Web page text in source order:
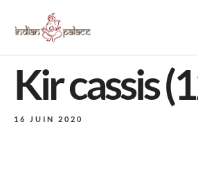
Kir cassis
16 JUIN 2020